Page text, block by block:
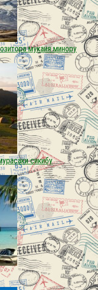
мукаия минору
сикибу